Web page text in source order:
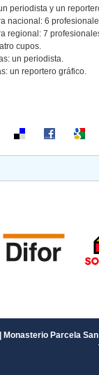
periodista y un
nacional: 6
regional: 7
cupos.
un periodista.
un reportero gráfico.
Parcela